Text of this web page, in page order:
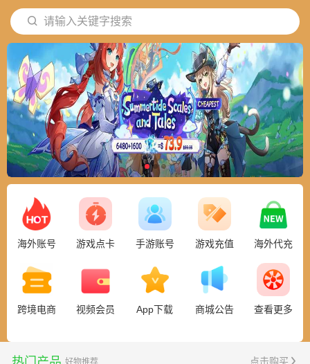
请输入关键字搜索
海外账号 游戏点卡 手游账号 游戏充值 海外代充
跨境电商 视频会员 App下载 商城公告 查看更多
好物推荐 点击购买